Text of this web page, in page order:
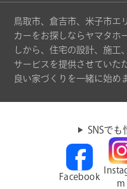
鳥取市、倉吉市、米子市エ
カーをお探しならヤマタホ
しから、住宅の設計、施工
サービスを提供させていた
良い家づくりを一緒に始め
SNSでも
Facebook
m